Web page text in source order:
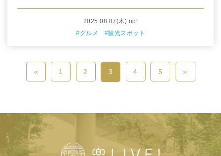
2025.08.07(木) up!
#グルメ
#観光スポット
« 1 2 3 4 5 »